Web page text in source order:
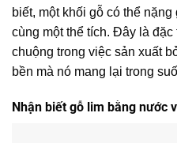
biết, một khối gỗ có thể
cùng một thể tích. Đây là
chuộng trong việc sản xuất
bền mà nó mang lại trong
Nhận biết gỗ lim bằng nước